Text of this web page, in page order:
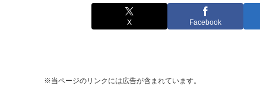
X Facebook
※当ページのリンクには広告が含まれています。